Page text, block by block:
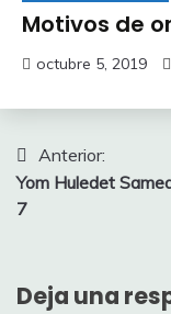
Motivos de
octubre 5, 2019
Navegación
de
Anterior:
Yom Huledet
7
Deja una